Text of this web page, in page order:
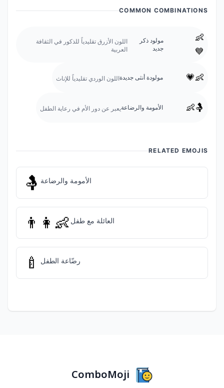
COMMON COMBINATIONS
👶
💙
مولود ذكر
جديد
اللون الأزرق تقليدياً للذكور في الثقافة
العربية
👶💗 مولودة أنثى جديدةاللون الوردي تقليدياً للإناث
🤱👶 الأمومة والرضاعةيعبر عن دور الأم في رعاية الطفل
RELATED EMOJIS
🤱 الأمومة والرضاعة
👨‍👩‍👶 العائلة مع طفل
🍼 رضّاعة الطفل
ComboMoji